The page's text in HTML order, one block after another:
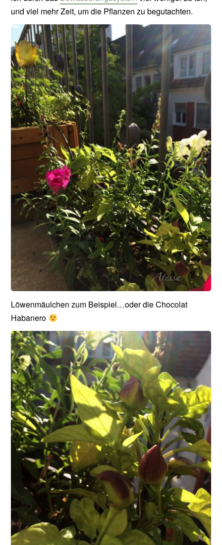
und viel mehr Zeit, um die Pflanzen zu begutachten.
Löwenmäulchen zum Beispiel…oder die Chocolat
Habanero